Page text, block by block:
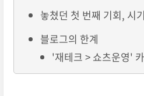
놓쳤던 첫 번째 기회, 시
블로그의 한계
'재테크 > 쇼츠운영'